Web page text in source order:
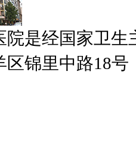
院是经国家卫
区锦里中路18